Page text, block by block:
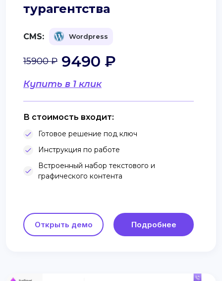
турагентства
CMS: Wordpress
Купить в 1 клик
15900 ₽ 9490 ₽
В стоимость входит:
Готовое решение под ключ
Инструкция по работе
Встроенный набор текстового и
графического контента
Открыть демо Подробнее